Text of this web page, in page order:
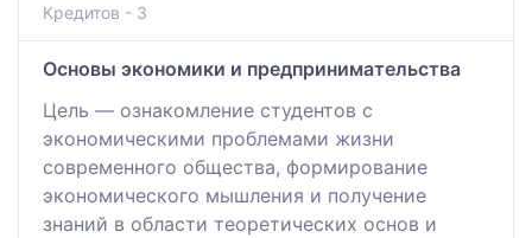
Кредитов - 3
Основы экономики и предпринимательства
Цель — ознакомление студентов с
экономическими проблемами жизни
современного общества, формирование
экономического мышления и получение
знаний в области теоретических основ и